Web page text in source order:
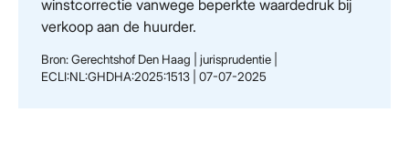
winstcorrectie vanwege beperkte waardedruk bij
verkoop aan de huurder.
Bron: Gerechtshof Den Haag | jurisprudentie |
ECLI:NL:GHDHA:2025:1513 | 07-07-2025